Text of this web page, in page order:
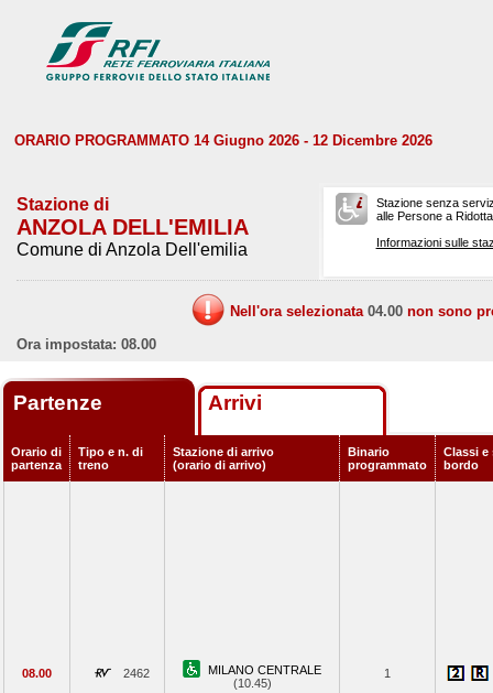
ORARIO PROGRAMMATO 14 Giugno 2026 - 12 Dicembre 2026
Stazione di
ANZOLA DELL'EMILIA
Comune di Anzola Dell'emilia
Stazione senza
alle Persone a
Informazioni sulle
Nell'ora selezionata 04.00 non sono
Ora impostata: 08.00
Partenze Arrivi
Orario di
partenza
Tipo e n. di
treno
Stazione di arrivo
(orario di arrivo)
Binario
programmato
Classi e
bordo
08.00 2462
MILANO CENTRALE
(10.45)
1